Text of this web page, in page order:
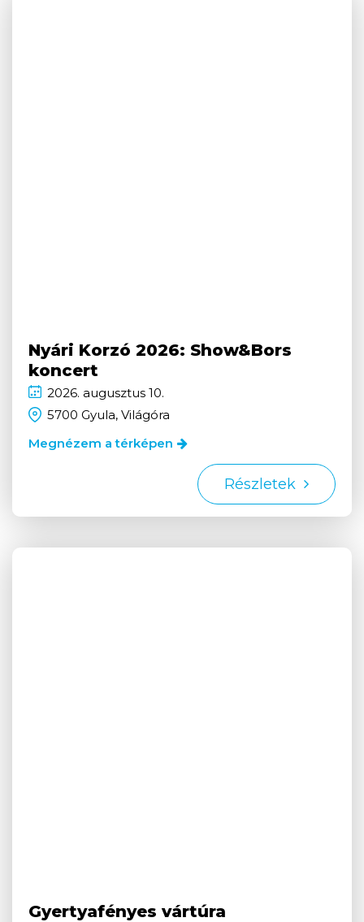
Nyári Korzó 2026: Show&Bors
koncert
2026. augusztus 10.
5700 Gyula, Világóra
Megnézem a térképen
Részletek
Gyertyafényes vártúra